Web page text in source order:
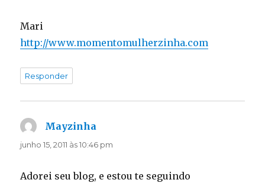
Mari
http://www.momentomulherzinha.com
Responder
Mayzinha
junho 15, 2011 às 10:46 pm
Adorei seu blog, e estou te seguindo